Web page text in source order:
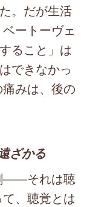
。だが生活
ートーヴェ
ること」は
できなかっ
みは、後の
ざかる
――それは聴
、聴覚とは